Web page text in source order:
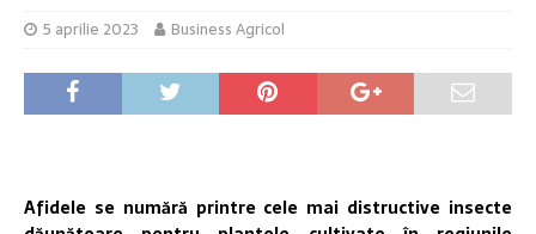
5 aprilie 2023 Business Agricol
Afidele se numără printre cele mai distructive insecte